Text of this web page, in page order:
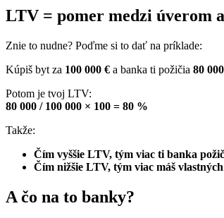
LTV = pomer medzi úverom
Znie to nudne? Poďme si to dať na príklade:
Kúpiš byt za 100 000 € a banka ti požičia 80
Potom je tvoj LTV:
80 000 / 100 000 × 100 = 80 %
Takže:
Čím vyššie LTV, tým viac ti banka
Čím nižšie LTV, tým viac máš
A čo na to banky?